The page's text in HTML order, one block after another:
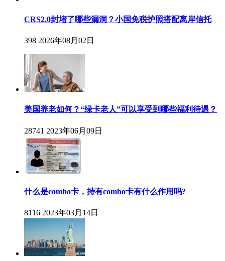
CRS2.0封堵了哪些漏洞？小国免税护照搭配离岸信托
398 2026年08月02日
美国养老如何？“绿卡老人”可以享受到哪些福利待遇？
28741 2023年06月09日
什么是combo卡，持有combo卡有什么作用吗?
8116 2023年03月14日